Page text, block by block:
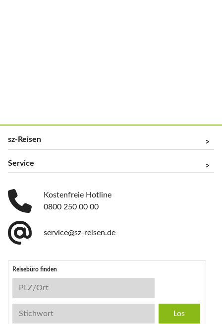
sz-Reisen ^
Service ^
Kostenfreie Hotline
0800 250 00 00
service@sz-reisen.de
Reisebüro finden
Reisebüro-Suche
PLZ/Ort